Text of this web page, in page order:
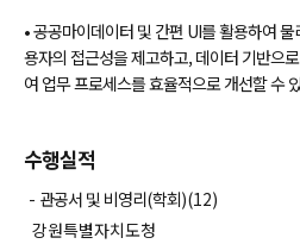
• 공공마이데이터 및 간편 UI를 활용하여
용자의 접근성을 제고하고, 데이터 기반으
여 업무 프로세스를 효율적으로 개선할 수
수행실적
- 관공서 및 비영리(학회)(12)
강원특별자치도청